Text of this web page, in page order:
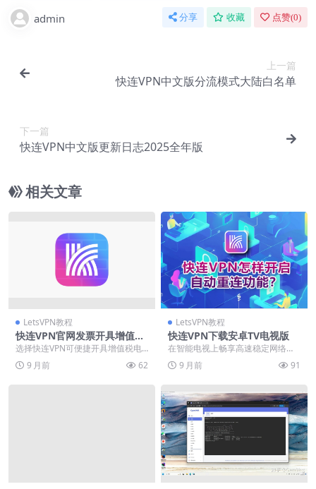
admin 分享 收藏 点赞(0)
上一篇
快连VPN中文版分流模式大陆白名单
下一篇
快连VPN中文版更新日志2025全年版
相关文章
LetsVPN教程
快连VPN官网发票开具增值税
电子票
选择快连VPN可便捷开具增值税电
子发票，便于企业税务报销与推广
费用管理。用户登录...
9 月前 62
LetsVPN教程
快连VPN下载安卓TV电视版
在智能电视上畅享高速稳定网络，
快连VPN安卓TV版是专为大屏优化
的必备工具。具备...
9 月前 91